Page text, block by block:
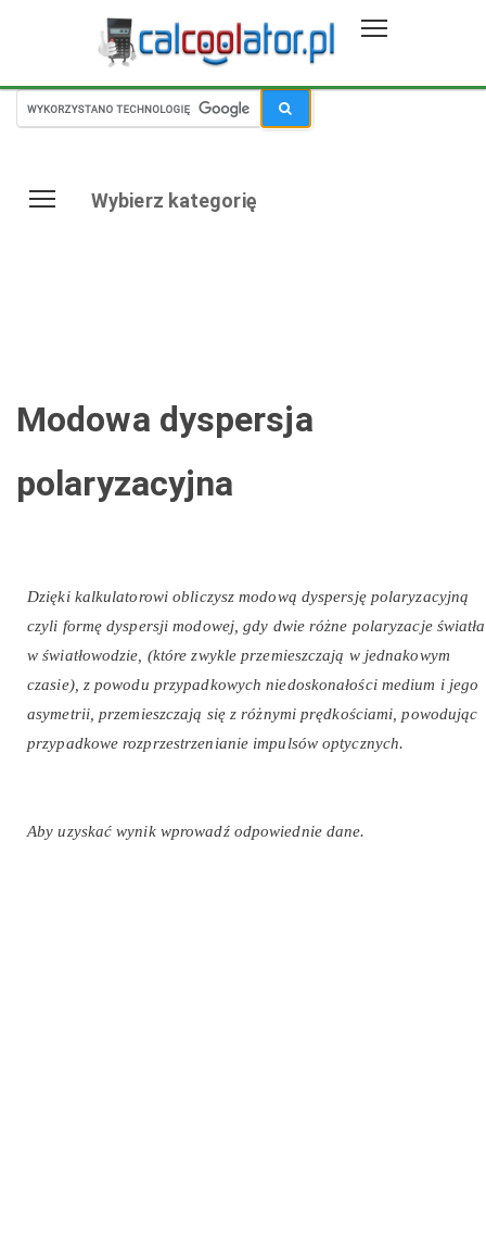
Wybierz kategorię
Modowa dyspersja
polaryzacyjna
Dzięki kalkulatorowi obliczysz modową dyspersję polaryzacyjną
czyli formę dyspersji modowej, gdy dwie różne polaryzacje światła
w światłowodzie, (które zwykle przemieszczają w jednakowym
czasie), z powodu przypadkowych niedoskonałości medium i jego
asymetrii, przemieszczają się z różnymi prędkościami, powodując
przypadkowe rozprzestrzenianie impulsów optycznych.
Aby uzyskać wynik wprowadź odpowiednie dane.